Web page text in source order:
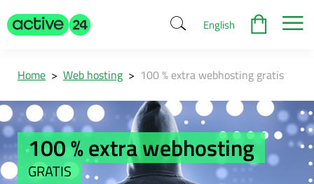
English
Home > Web hosting > 100 % extra webhosting gratis
100 % extra webhosting
GRATIS